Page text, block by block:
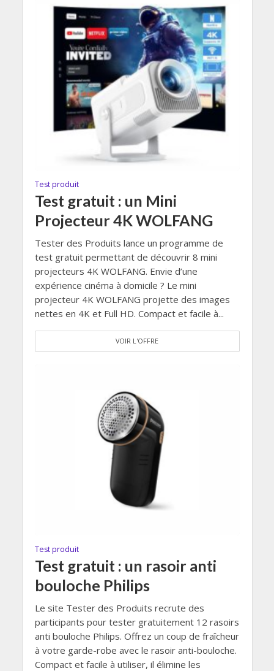
Test produit
Test gratuit : un Mini
Projecteur 4K WOLFANG
Tester des Produits lance un programme de
test gratuit permettant de découvrir 8 mini
projecteurs 4K WOLFANG. Envie d’une
expérience cinéma à domicile ? Le mini
projecteur 4K WOLFANG projette des images
nettes en 4K et Full HD. Compact et facile à...
VOIR L'OFFRE
Test produit
Test gratuit : un rasoir anti
bouloche Philips
Le site Tester des Produits recrute des
participants pour tester gratuitement 12 rasoirs
anti bouloche Philips. Offrez un coup de fraîcheur
à votre garde-robe avec le rasoir anti-bouloche.
Compact et facile à utiliser, il élimine les